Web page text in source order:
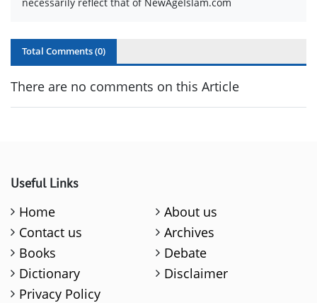
Total Comments (0)
There are no comments on this Article
Useful Links
Home
About us
Contact us
Archives
Books
Debate
Dictionary
Disclaimer
Privacy Policy